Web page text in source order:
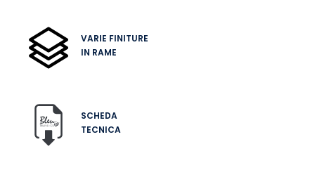
VARIE FINITURE
IN RAME
SCHEDA
TECNICA